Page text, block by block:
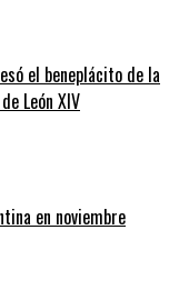
el beneplácito de la
León XIV
en noviembre